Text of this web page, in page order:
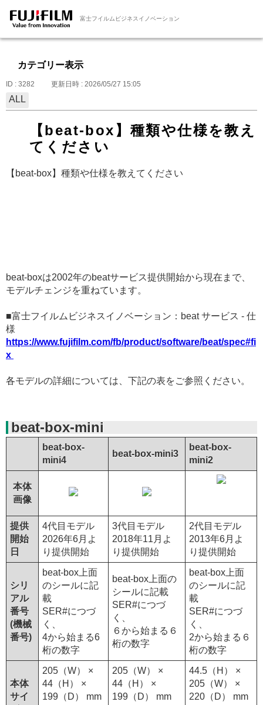
富士フイルムビジネスイノベーション
カテゴリー表示
ID : 3282 更新日時 : 2026/05/27 15:05
ALL
【beat-box】種類や仕様を教え
てください
【beat-box】種類や仕様を教えてください
beat-boxは2002年のbeatサービス提供開始から現在まで、
モデルチェンジを重ねています。
■富士フイルムビジネスイノベーション：beat サービス - 仕
様
https://www.fujifilm.com/fb/product/software/beat/spec#fi
x
各モデルの詳細については、下記の表をご参照ください。
beat-box-mini
beat-box-
mini4
beat-box-mini3
beat-box-
mini2
本体
画像
提供
開始
日
4代目モデル
2026年6月よ
り提供開始
3代目モデル
2018年11月よ
り提供開始
2代目モデル
2013年6月よ
り提供開始
シリ
アル
番号
(機械
番号)
beat-box上面
のシールに記
載
SER#につづ
く、
4から始まる6
桁の数字
beat-box上面の
シールに記載
SER#につづ
く、
６から始まる６
桁の数字
beat-box上面
のシールに記
載
SER#につづ
く、
2から始まる６
桁の数字
本体
サイ
205（W） ×
44（H） ×
199（D） mm
205（W） ×
44（H） ×
199（D） mm
44.5（H） ×
205（W） ×
220（D） mm